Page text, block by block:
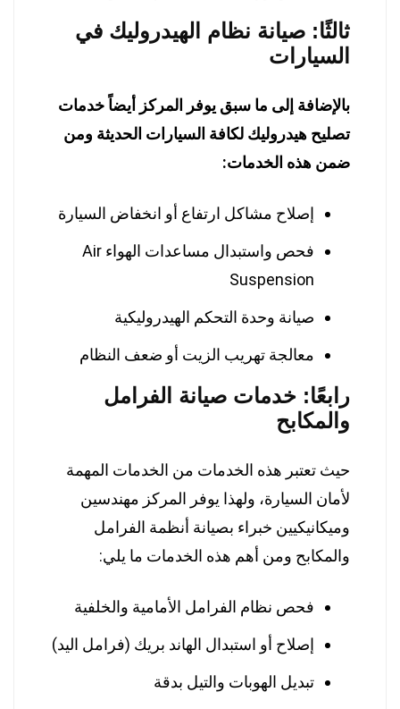
ثالثًا: صيانة نظام الهيدروليك في
السيارات
بالإضافة إلى ما سبق يوفر المركز أيضاً خدمات
تصليح هيدروليك لكافة السيارات الحديثة ومن
ضمن هذه الخدمات:
إصلاح مشاكل ارتفاع أو انخفاض السيارة
فحص واستبدال مساعدات الهواء Air
Suspension
صيانة وحدة التحكم الهيدروليكية
معالجة تهريب الزيت أو ضعف النظام
رابعًا: خدمات صيانة الفرامل
والمكابح
حيث تعتبر هذه الخدمات من الخدمات المهمة
لأمان السيارة، ولهذا يوفر المركز مهندسين
وميكانيكيين خبراء بصيانة أنظمة الفرامل
والمكابح ومن أهم هذه الخدمات ما يلي:
فحص نظام الفرامل الأمامية والخلفية
إصلاح أو استبدال الهاند بريك (فرامل اليد)
تبديل الهوبات والتيل بدقة